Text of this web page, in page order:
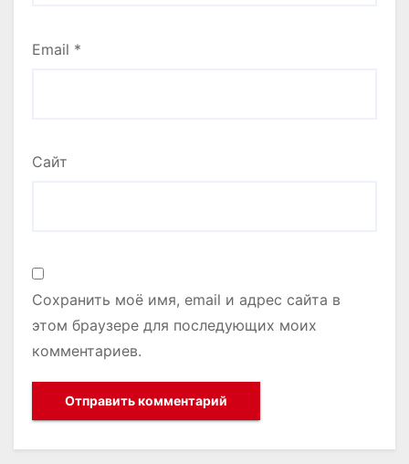
Email *
Сайт
Сохранить моё имя, email и адрес сайта в
этом браузере для последующих моих
комментариев.